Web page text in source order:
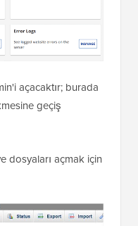
açacaktır; burada
geçiş
dosyaları açmak için